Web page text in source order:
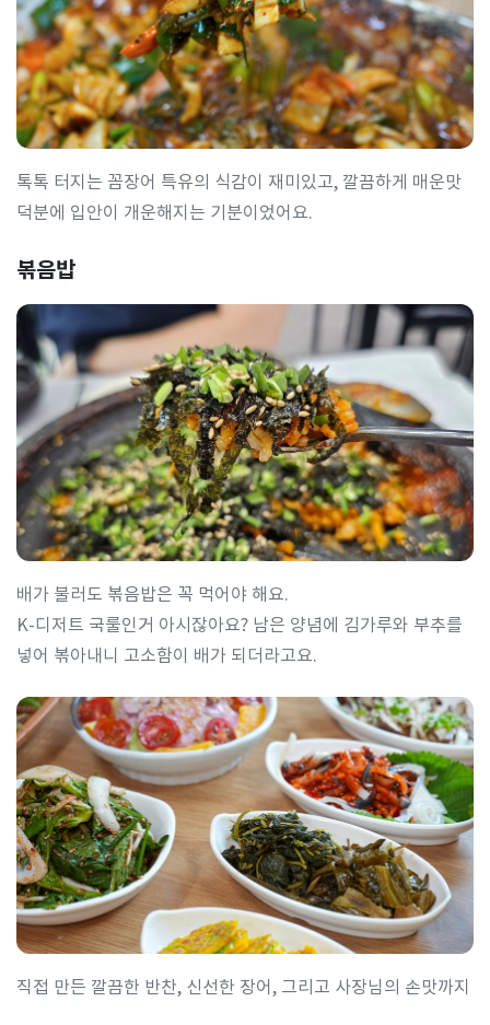
톡톡 터지는 꼼장어 특유의 식감이 재미있고, 깔끔하게 매운맛
덕분에 입안이 개운해지는 기분이었어요.
볶음밥
배가 불러도 볶음밥은 꼭 먹어야 해요.
K-디저트 국룰인거 아시잖아요? 남은 양념에 김가루와 부추를
넣어 볶아내니 고소함이 배가 되더라고요.
직접 만든 깔끔한 반찬, 신선한 장어, 그리고 사장님의 손맛까지